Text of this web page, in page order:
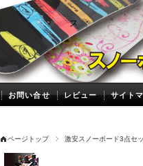
ビーポイント
スノーボード メ
お問い合せ レビュー サイト
ページトップ 激安スノーボード3点セ